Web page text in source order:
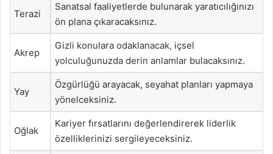
Terazi
Sanatsal faaliyetlerde bulunarak yaratıcılığınızı
ön plana çıkaracaksınız.
Akrep
Gizli konulara odaklanacak, içsel
yolculuğunuzda derin anlamlar bulacaksınız.
Yay
Özgürlüğü arayacak, seyahat planları yapmaya
yönelceksiniz.
Oğlak
Kariyer fırsatlarını değerlendirerek liderlik
özelliklerinizi sergileyeceksiniz.